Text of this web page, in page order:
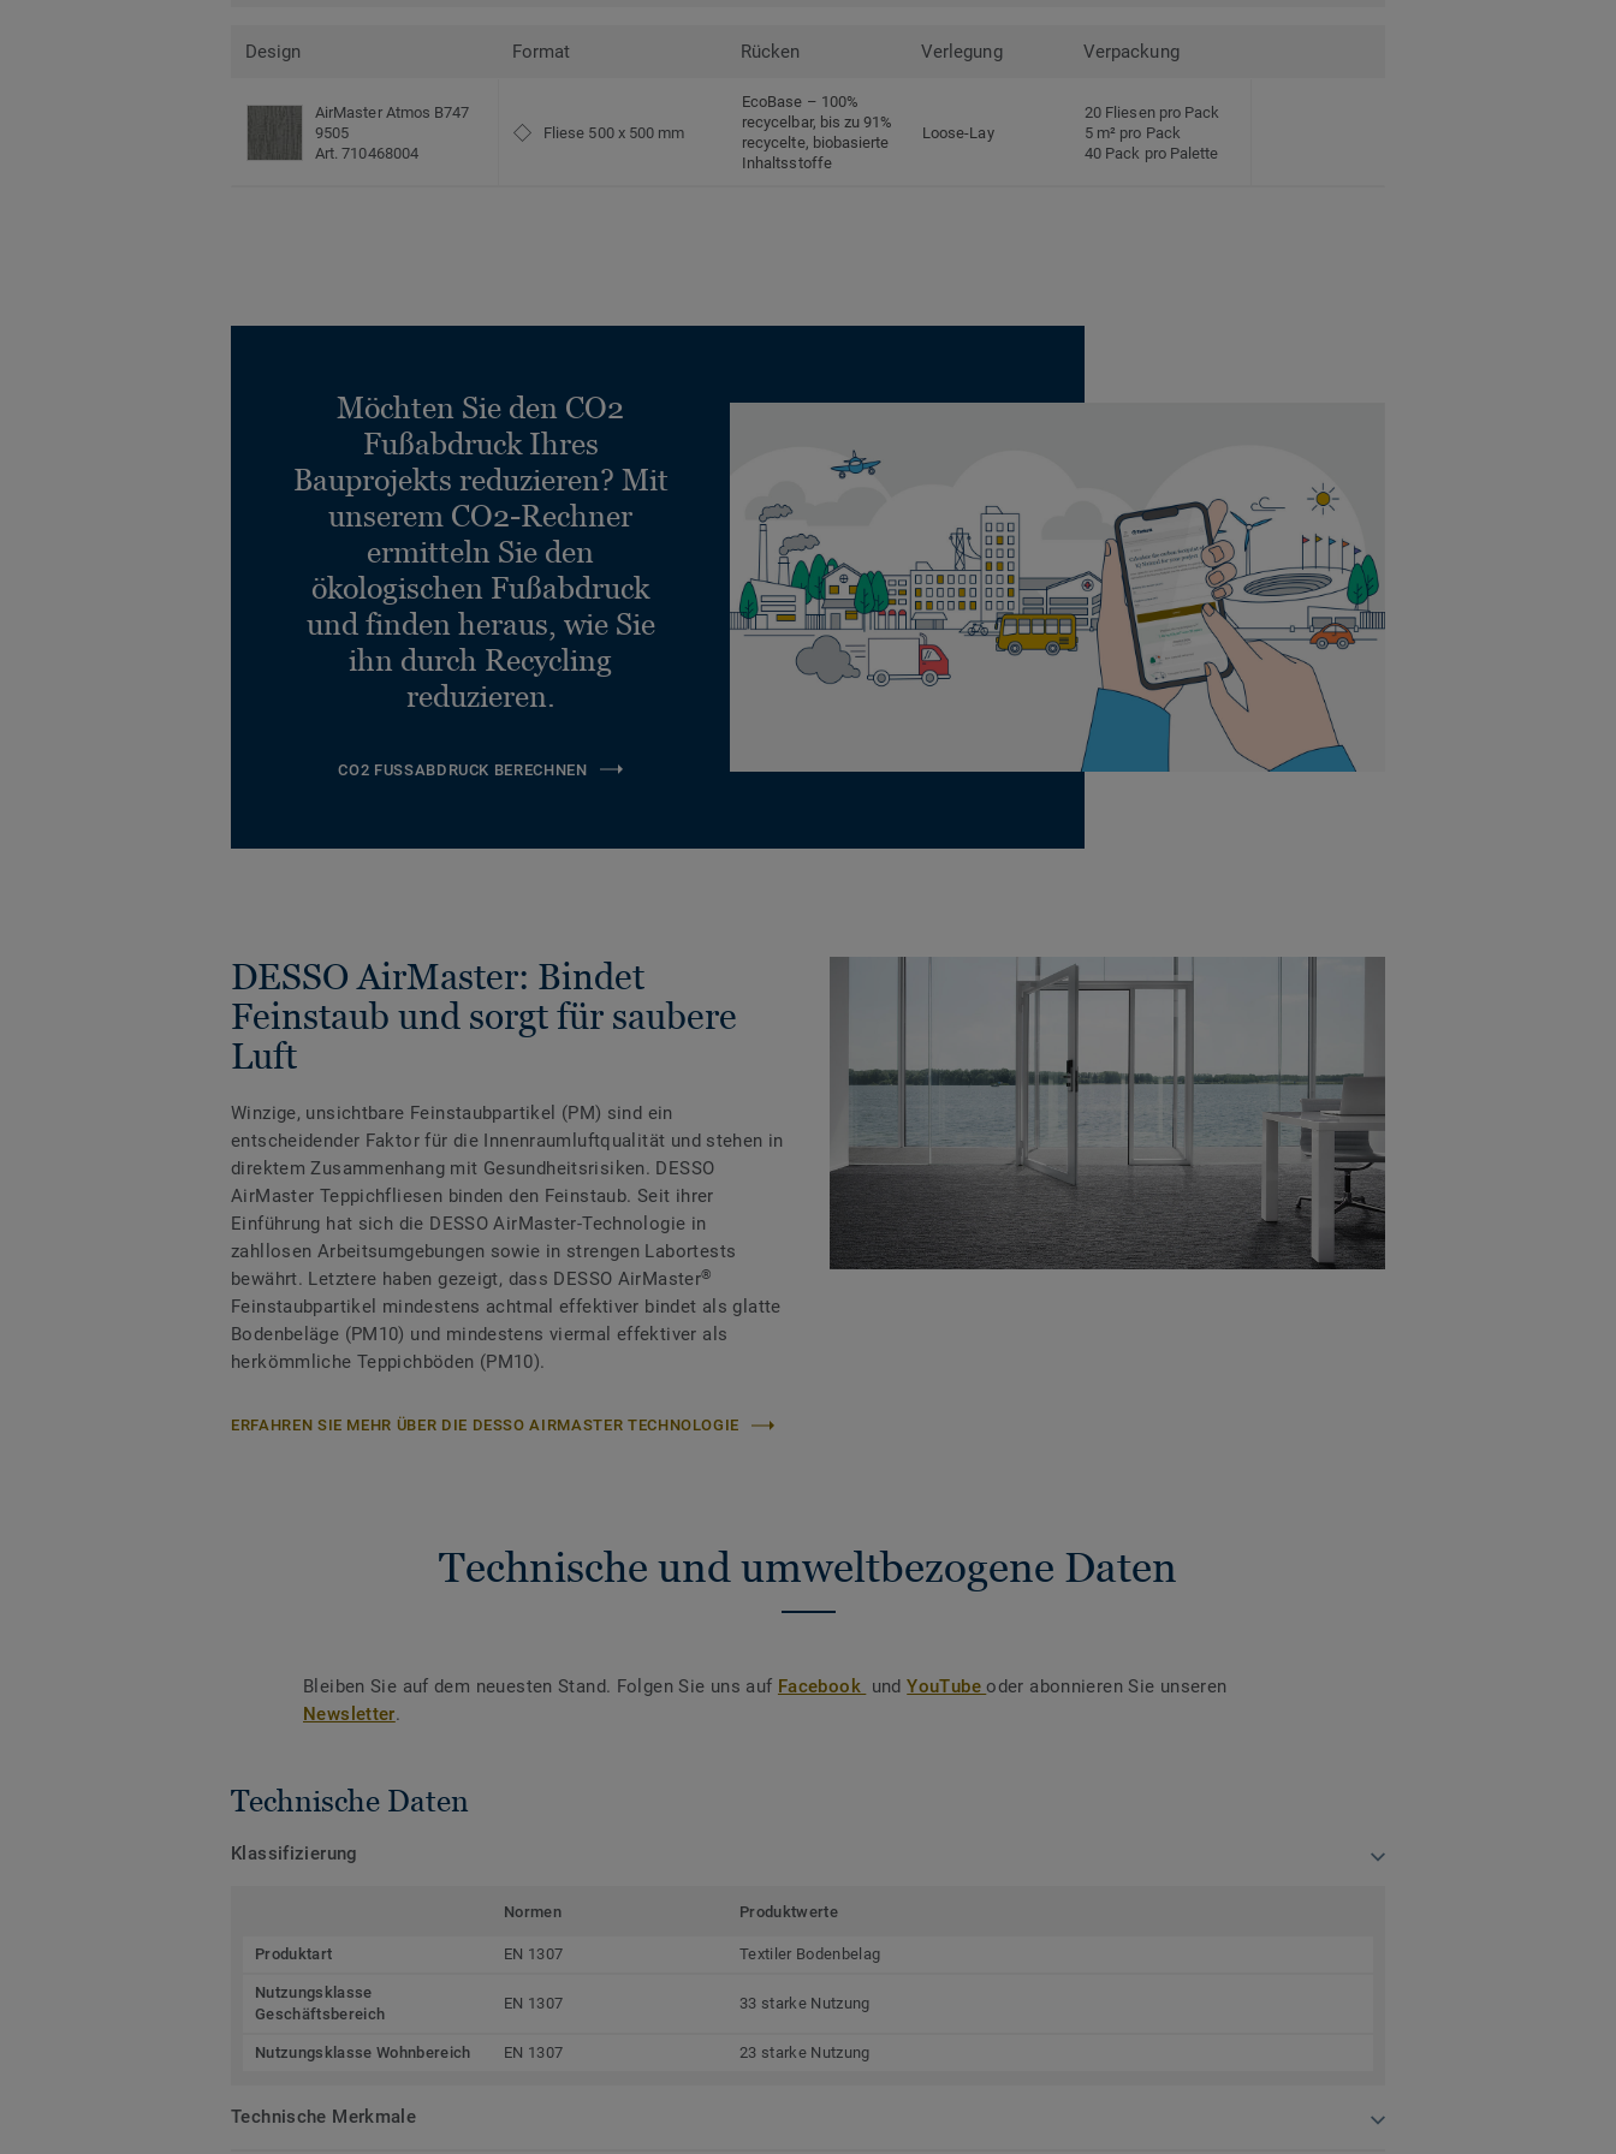
Design Format Rücken Verlegung Verpackung
AirMaster Atmos B747
9505
Art. 710468004
Fliese 500 x 500 mm
EcoBase – 100%
recycelbar, bis zu 91%
recycelte, biobasierte
Inhaltsstoffe
Loose-Lay
20 Fliesen pro Pack
5 m² pro Pack
40 Pack pro Palette
Möchten Sie den CO2
Fußabdruck Ihres
Bauprojekts reduzieren? Mit
unserem CO2-Rechner
ermitteln Sie den
ökologischen Fußabdruck
und finden heraus, wie Sie
ihn durch Recycling
reduzieren.
CO2 FUSSABDRUCK BERECHNEN
DESSO AirMaster: Bindet
Feinstaub und sorgt für saubere
Luft
Winzige, unsichtbare Feinstaubpartikel (PM) sind ein
entscheidender Faktor für die Innenraumluftqualität und stehen in
direktem Zusammenhang mit Gesundheitsrisiken. DESSO
AirMaster Teppichfliesen binden den Feinstaub. Seit ihrer
Einführung hat sich die DESSO AirMaster-Technologie in
zahllosen Arbeitsumgebungen sowie in strengen Labortests
bewährt. Letztere haben gezeigt, dass DESSO AirMaster®
Feinstaubpartikel mindestens achtmal effektiver bindet als glatte
Bodenbeläge (PM10) und mindestens viermal effektiver als
herkömmliche Teppichböden (PM10).
ERFAHREN SIE MEHR ÜBER DIE DESSO AIRMASTER TECHNOLOGIE
Technische und umweltbezogene Daten
Bleiben Sie auf dem neuesten Stand. Folgen Sie uns auf Facebook undYouTubeoder abonnieren Sie unseren
Newsletter.
Technische Daten
Klassifizierung
Normen Produktwerte
Produktart EN 1307 Textiler Bodenbelag
Nutzungsklasse
Geschäftsbereich
EN 1307 33 starke Nutzung
Nutzungsklasse Wohnbereich EN 1307 23 starke Nutzung
Technische Merkmale